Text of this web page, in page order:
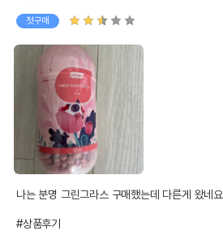
AS책임자와 전화번호
전화번호
유통기한
첫구매
나는 분명 그린그라스 구매했는데 다른게 왔네요
#상품후기